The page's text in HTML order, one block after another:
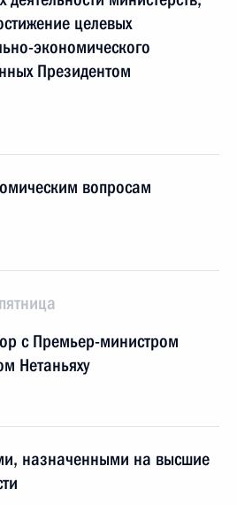
целевых
экономического
Президентом
вопросам
с Премьер-министром
Нетаньяху
назначенными на высшие